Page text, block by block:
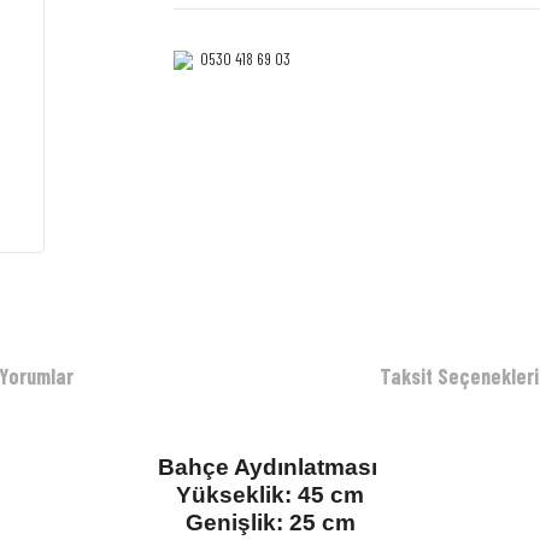
0530 418 69 03‎‎
Yorumlar Taksit Seçenekleri
Bahçe Aydınlatması
Yükseklik: 45 cm
Genişlik: 25 cm